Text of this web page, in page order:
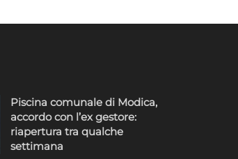
Piscina comunale di Modica,
accordo con l’ex gestore:
riapertura tra qualche
settimana